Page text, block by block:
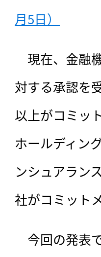
月5日）
現在、金融
対する承認を
以上がコミッ
ホールディン
ンシュアラン
社がコミット
今回の発表